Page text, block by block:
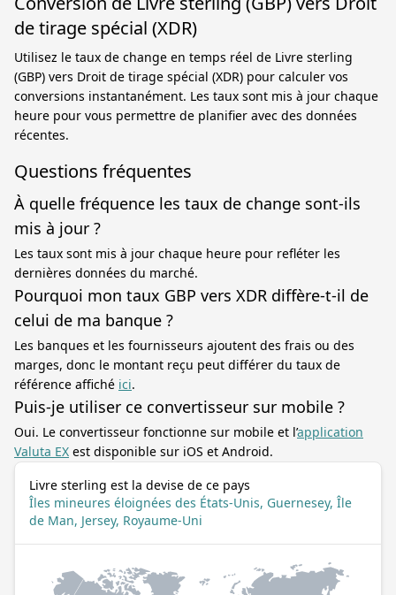
de tirage spécial (XDR)
Utilisez le taux de change en temps réel de Livre sterling
(GBP) vers Droit de tirage spécial (XDR) pour calculer vos
conversions instantanément. Les taux sont mis à jour chaque
heure pour vous permettre de planifier avec des données
récentes.
Questions fréquentes
À quelle fréquence les taux de change sont-ils
mis à jour ?
Les taux sont mis à jour chaque heure pour refléter les
dernières données du marché.
Pourquoi mon taux GBP vers XDR diffère-t-il de
celui de ma banque ?
Les banques et les fournisseurs ajoutent des frais ou des
marges, donc le montant reçu peut différer du taux de
référence affiché ici.
Puis-je utiliser ce convertisseur sur mobile ?
Oui. Le convertisseur fonctionne sur mobile et l’application
Valuta EX est disponible sur iOS et Android.
Livre sterling est la devise de ce pays
Îles mineures éloignées des États-Unis, Guernesey, Île
de Man, Jersey, Royaume-Uni